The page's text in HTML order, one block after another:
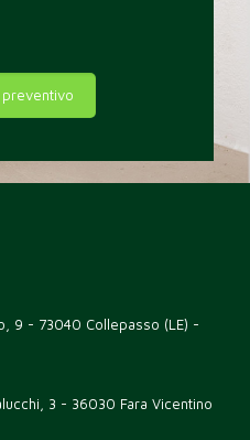
preventivo
9 - 73040 Collepasso (LE) -
3 - 36030 Fara Vicentino